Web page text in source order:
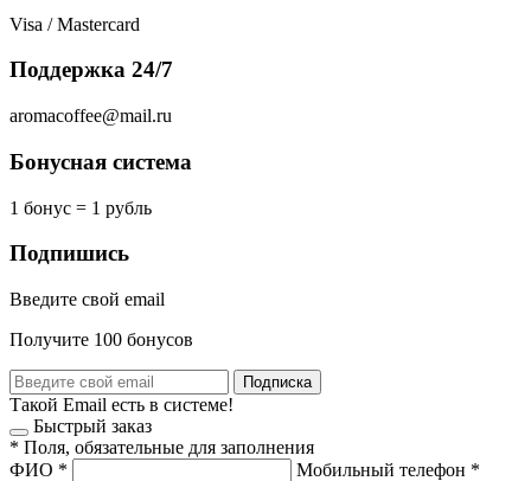
Visa / Mastercard
Поддержка 24/7
aromacoffee@mail.ru
Бонусная система
1 бонус = 1 рубль
Подпишись
Введите свой email
Получите 100 бонусов
Подписка
Такой Email есть в системе!
Быстрый заказ
* Поля, обязательные для заполнения
ФИО * Мобильный телефон *